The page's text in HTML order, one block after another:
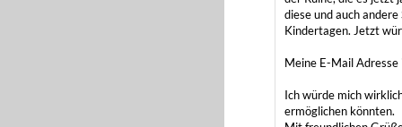
diese und auch
Kindertagen. Jetzt
Meine E-Mail Adresse
Ich würde mich
ermöglichen könnten.